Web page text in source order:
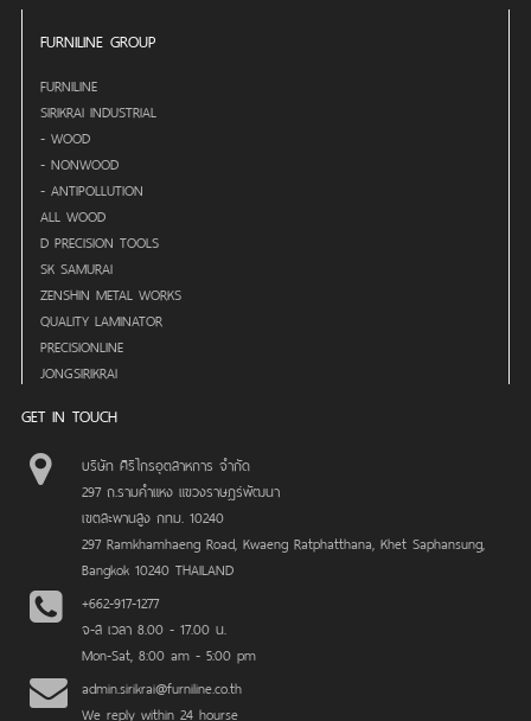
FURNILINE GROUP
FURNILINE
SIRIKRAI INDUSTRIAL
- WOOD
- NONWOOD
- ANTIPOLLUTION
ALL WOOD
D PRECISION TOOLS
SK SAMURAI
ZENSHIN METAL WORKS
QUALITY LAMINATOR
PRECISIONLINE
JONGSIRIKRAI
GET IN TOUCH
บริษัท ศิริไกรอุตสาหการ จำกัด
297 ถ.รามคำแหง แขวงราษฎร์พัฒนา
เขตสะพานสูง กทม. 10240
297 Ramkhamhaeng Road, Kwaeng Ratphatthana, Khet Saphansung,
Bangkok 10240 THAILAND
+662-917-1277
จ-ส เวลา 8.00 - 17.00 น.
Mon-Sat, 8:00 am - 5:00 pm
admin.sirikrai@furniline.co.th
We reply within 24 hourse